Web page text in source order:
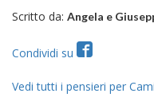
Scritto da: Angela e
Condividi su
Vedi tutti i pensieri per